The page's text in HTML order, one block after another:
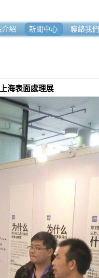
介紹 新聞中心 聯絡我們
海表面處理展